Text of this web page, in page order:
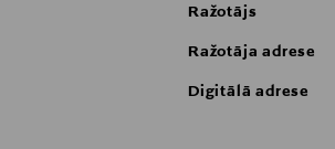
Ražotājs
Ražotāja adrese
Digitālā adrese